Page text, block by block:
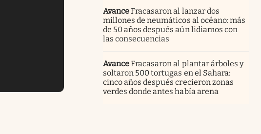
AvanceFracasaron al lanzar dos
millones de neumáticos al océano: más
de 50 años después aún lidiamos con
las consecuencias
AvanceFracasaron al plantar árboles y
soltaron 500 tortugas en el Sahara:
cinco años después crecieron zonas
verdes donde antes había arena